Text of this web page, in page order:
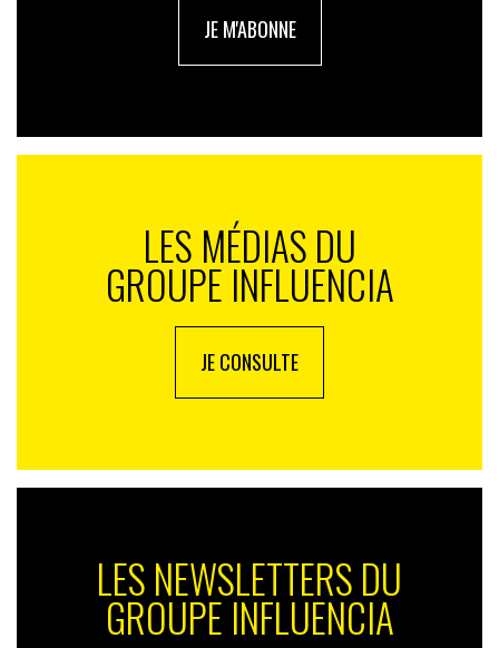
JE M'ABONNE
LES MÉDIAS DU
GROUPE INFLUENCIA
JE CONSULTE
LES NEWSLETTERS DU
GROUPE INFLUENCIA